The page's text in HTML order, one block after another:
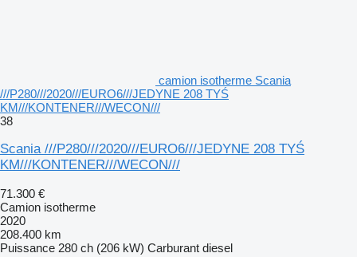
camion isotherme Scania
///P280///2020///EURO6///JEDYNE 208 TYŚ
KM///KONTENER///WECON///
38
Scania ///P280///2020///EURO6///JEDYNE 208 TYŚ
KM///KONTENER///WECON///
71.300 €
Camion isotherme
2020
208.400 km
Puissance 280 ch (206 kW) Carburant diesel